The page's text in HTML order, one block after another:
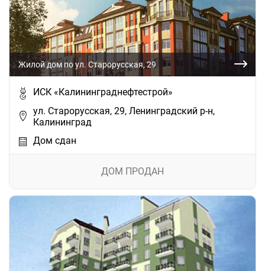
Жилой дом по ул. Старорусская, 29
ИСК «Калининграднефтестрой»
ул. Старорусская, 29, Ленинградский р-н,
Калининград
Дом сдан
ДОМ ПРОДАН